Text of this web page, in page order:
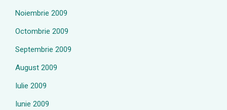
Noiembrie 2009
Octombrie 2009
Septembrie 2009
August 2009
Iulie 2009
Iunie 2009